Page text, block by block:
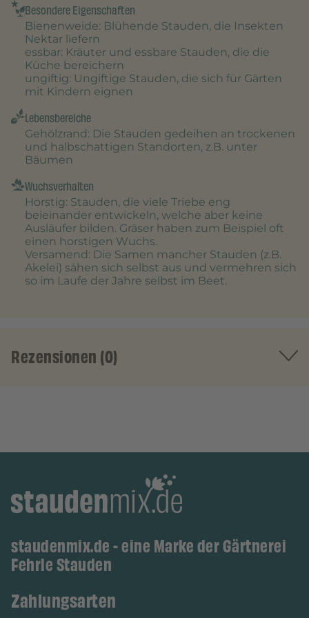
Besondere Eigenschaften
Bienenweide: Blühende Stauden, die Insekten
Nektar liefern
essbar: Kräuter und essbare Stauden, die die
Küche bereichern
ungiftig: Ungiftige Stauden, die sich für Gärten
mit Kindern eignen
Lebensbereiche
Gehölzrand: Die Stauden gedeihen an trockenen
und halbschattigen Standorten, z.B. unter
Bäumen
Wuchsverhalten
Horstig: Stauden, die viele Triebe eng
beieinander entwickeln, welche aber keine
Ausläufer bilden. Gräser haben zum Beispiel oft
einen horstigen Wuchs.
Versamend: Die Samen mancher Stauden (z.B.
Akelei) sähen sich selbst aus und vermehren sich
so im Laufe der Jahre selbst im Beet.
Rezensionen (0)
staudenmix.de - eine Marke der Gärtnerei
Fehrle Stauden
Zahlungsarten